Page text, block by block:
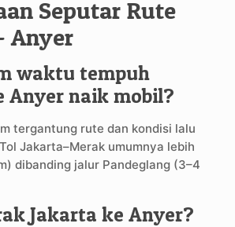
Seputar Rute
Anyer
waktu tempuh
Anyer naik mobil?
tergantung rute dan kondisi lalu
Jakarta–Merak umumnya lebih
dibanding jalur Pandeglang (3–4
Jakarta ke Anyer?